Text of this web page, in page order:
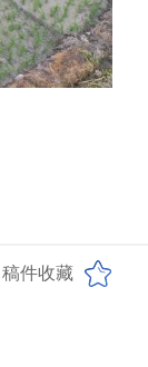
稿件收藏